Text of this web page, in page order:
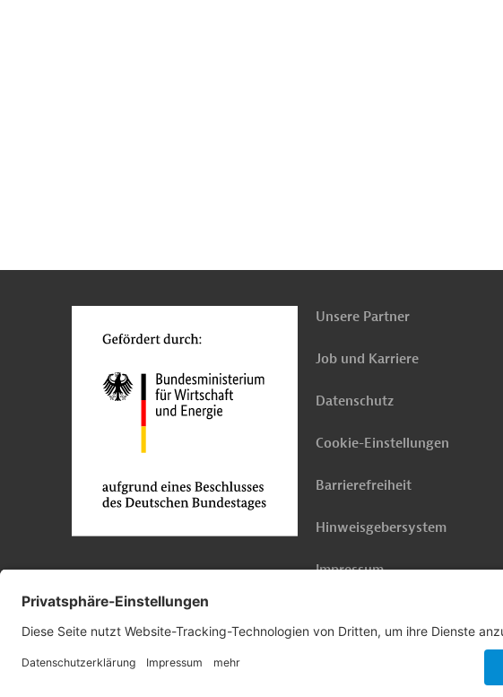
oben
Unsere Partner
Job und Karriere
Datenschutz
Cookie-Einstellungen
Barrierefreiheit
Hinweisgebersystem
Impressum